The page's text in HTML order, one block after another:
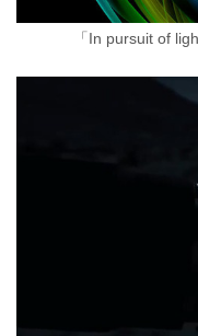
「In pursuit of